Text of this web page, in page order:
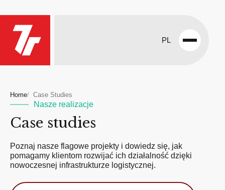
PL
Open
Home Case Studies
Nasze realizacje
Case studies
Poznaj nasze flagowe projekty i dowiedz się, jak
pomagamy klientom rozwijać ich działalność dzięki
nowoczesnej infrastrukturze logistycznej.